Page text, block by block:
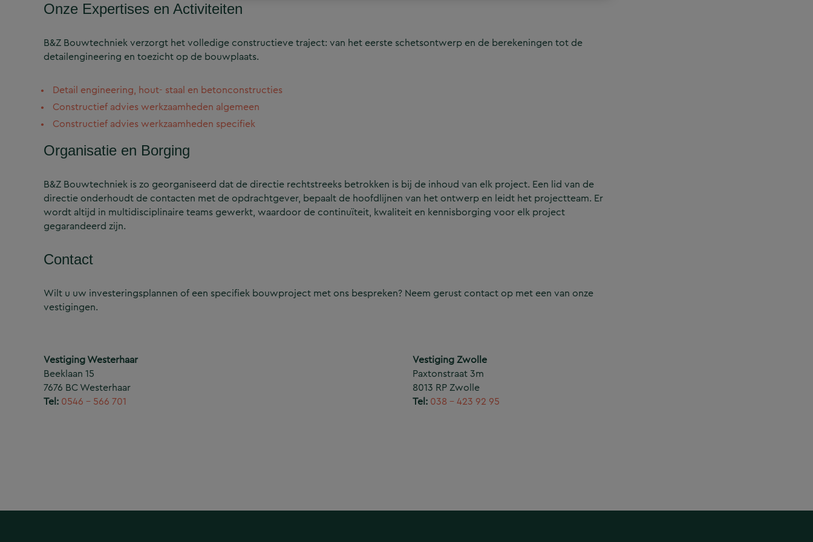
Onze Expertises en Activiteiten
B&Z Bouwtechniek verzorgt het volledige constructieve traject: van het eerste schetsontwerp en de berekeningen tot de
detailengineering en toezicht op de bouwplaats.
Detail engineering, hout- staal en betonconstructies
Constructief advies werkzaamheden algemeen
Constructief advies werkzaamheden specifiek
Organisatie en Borging
B&Z Bouwtechniek is zo georganiseerd dat de directie rechtstreeks betrokken is bij de inhoud van elk project. Een lid van de
directie onderhoudt de contacten met de opdrachtgever, bepaalt de hoofdlijnen van het ontwerp en leidt het projectteam. Er
wordt altijd in multidisciplinaire teams gewerkt, waardoor de continuïteit, kwaliteit en kennisborging voor elk project
gegarandeerd zijn.
Contact
Wilt u uw investeringsplannen of een specifiek bouwproject met ons bespreken? Neem gerust contact op met een van onze
vestigingen.
Vestiging Westerhaar
Beeklaan 15
7676 BC Westerhaar
Tel: 0546 – 566 701
Vestiging Zwolle
Paxtonstraat 3m
8013 RP Zwolle
Tel: 038 – 423 92 95